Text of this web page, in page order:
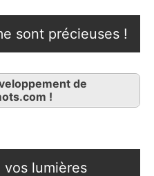
sont précieuses !
de
!
vos lumières